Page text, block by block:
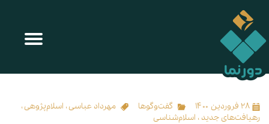
۲۸ فروردین ۱۴۰۰ گفت‌وگوها مهرداد عباسی، اسلام‌پژوهی،
رهیافت‌های جدید، اسلام‌شناسی